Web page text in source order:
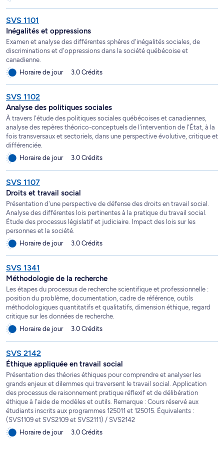
SVS 1101
Inégalités et oppressions
Examen et analyse des différentes sphères d'inégalités sociales, de
discriminations et d'oppressions dans la société québécoise et
canadienne.
Horaire de jour
3.0 Crédits
SVS 1102
Analyse des politiques sociales
À travers l'étude des politiques sociales québécoises et canadiennes,
analyse des repères théorico-conceptuels de l'intervention de l'État, à la
fois transversaux et sectoriels, dans une perspective évolutive, critique et
différenciée.
Horaire de jour
3.0 Crédits
SVS 1107
Droits et travail social
Présentation d'une perspective de défense des droits en travail social.
Analyse des différentes lois pertinentes à la pratique du travail social.
Étude des processus législatif et judiciaire. Impact des lois sur les
personnes et la société.
Horaire de jour
3.0 Crédits
SVS 1341
Méthodologie de la recherche
Les étapes du processus de recherche scientifique et professionnelle :
position du problème, documentation, cadre de référence, outils
méthodologiques quantitatifs et qualitatifs, dimension éthique, regard
critique sur les données de recherche.
Horaire de jour
3.0 Crédits
SVS 2142
Éthique appliquée en travail social
Présentation des théories éthiques pour comprendre et analyser les
grands enjeux et dilemmes qui traversent le travail social. Application
des processus de raisonnement pratique réflexif et de délibération
éthique à l'aide de modèles et outils. Remarque : Cours réservé aux
étudiants inscrits aux programmes 125011 et 125015. Équivalents :
(SVS1109 et SVS2109 et SVS2111) / SVS2142
Horaire de jour
3.0 Crédits